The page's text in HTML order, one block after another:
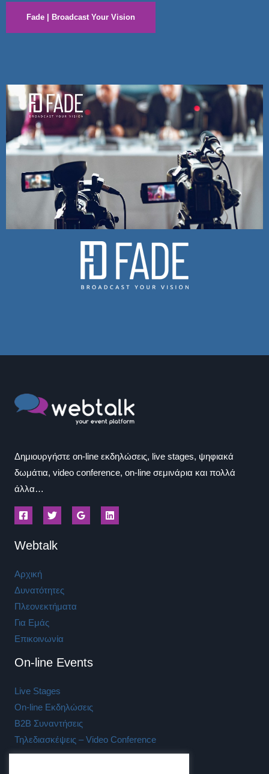
Fade | Broadcast Your Vision
Δημιουργήστε on-line εκδηλώσεις, live stages, ψηφιακά
δωμάτια, video conference, on-line σεμινάρια και πολλά
άλλα…
Webtalk
Αρχική
Δυνατότητες
Πλεονεκτήματα
Για Εμάς
Επικοινωνία
On-line Events
Live Stages
On-line Εκδηλώσεις
B2B Συναντήσεις
Τηλεδιασκέψεις – Video Conference